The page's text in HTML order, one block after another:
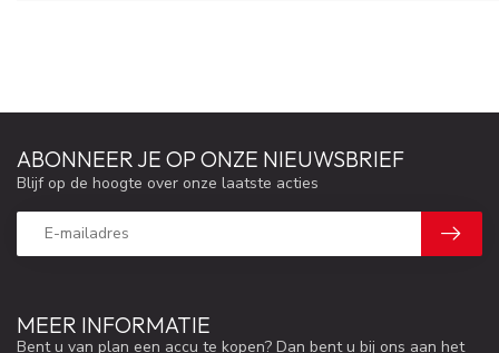
MEER INFORMATIE
Bent u van plan een accu te kopen? Dan bent u bij ons aan het
ABONNEER JE OP ONZE NIEUWSBRIEF
Blijf op de hoogte over onze laatste acties